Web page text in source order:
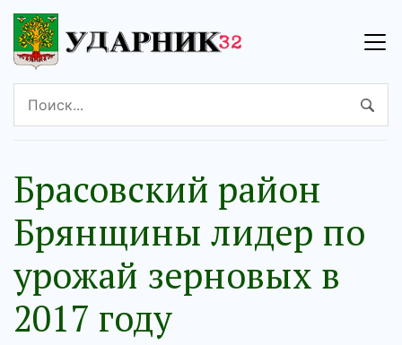
Брасовский район
Брянщины лидер по
урожай зерновых в
2017 году